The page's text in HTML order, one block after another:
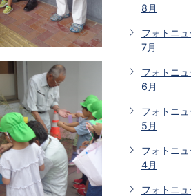
8月
フォトニ
7月
フォトニ
6月
フォトニ
5月
フォトニ
4月
フォトニ